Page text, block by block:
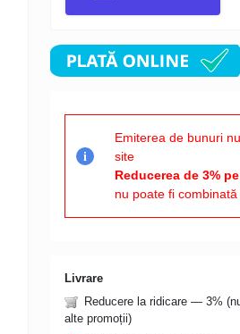
i
Emiterea de bunuri
site
Reducerea de 3%
nu poate fi
Livrare
Reducere la ridicare — 3%
alte promoții)